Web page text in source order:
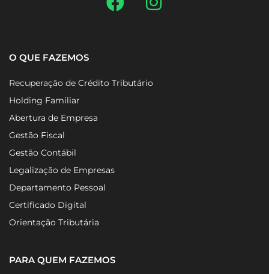
O QUE FAZEMOS
Recuperação de Crédito Tributário
Holding Familiar
Abertura de Empresa
Gestão Fiscal
Gestão Contábil
Legalização de Empresas
Departamento Pessoal
Certificado Digital
Orientação Tributária
PARA QUEM FAZEMOS